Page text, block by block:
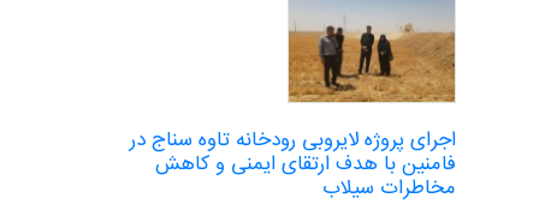
اجرای پروژه لایروبی رودخانه تاوه سناج در
فامنین با هدف ارتقای ایمنی و کاهش
مخاطرات سیلاب